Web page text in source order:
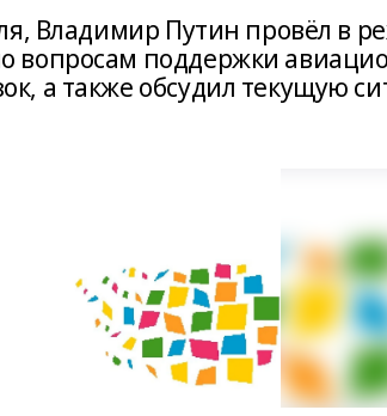
Владимир Путин провёл в
вопросам поддержки
а также обсудил текущую